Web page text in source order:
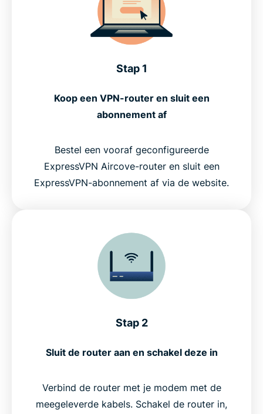
Stap 1
Koop een VPN-router en sluit een
abonnement af
Bestel een vooraf geconfigureerde
ExpressVPN Aircove-router en sluit een
ExpressVPN-abonnement af via de website.
Stap 2
Sluit de router aan en schakel deze in
Verbind de router met je modem met de
meegeleverde kabels. Schakel de router in,